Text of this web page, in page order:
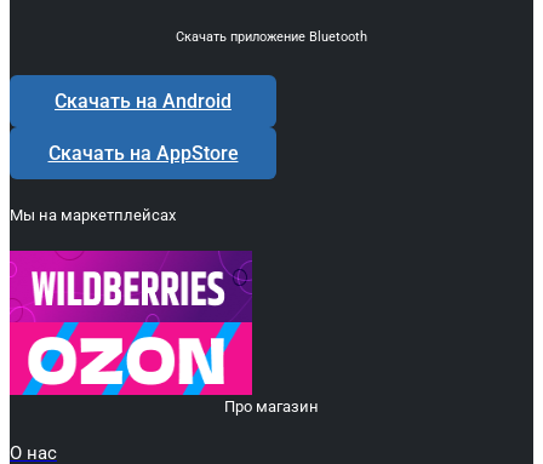
Скачать приложение Bluetooth
Скачать на Android
Скачать на AppStore
Мы на маркетплейсах
Про магазин
О нас